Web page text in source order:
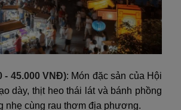
- 45.000 VNĐ): Món đặc sản của Hội
dày, thịt heo thái lát và bánh phồng
nhẹ cùng rau thơm địa phương.